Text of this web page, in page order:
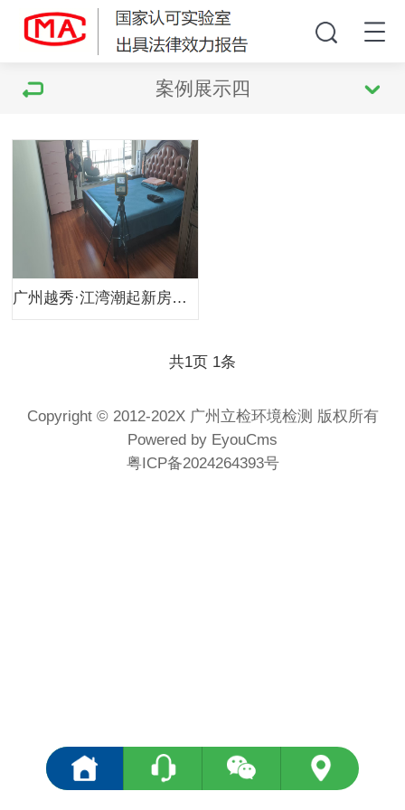
案例展示四
广州越秀·江湾潮起新房甲醛检测
共1页 1条
Copyright © 2012-202X 广州立检环境检测 版权所有
Powered by EyouCms
粤ICP备2024264393号
<